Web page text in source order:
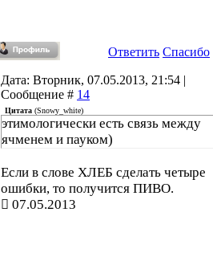
Ответить Спасибо
Дата: Вторник, 07.05.2013, 21:54 |
Сообщение # 14
Цитата (Snowy_white)
этимологически есть связь между
ячменем и пауком)
Если в слове ХЛЕБ сделать четыре
ошибки, то получится ПИВО.
07.05.2013